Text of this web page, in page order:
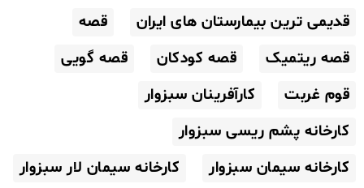
قدیمی ترین بیمارستان های ایران
قصه
قصه ریتمیک
قصه کودکان
قصه گویی
قوم غربت
کارآفرینان سبزوار
کارخانه پشم ریسی سبزوار
کارخانه سیمان سبزوار
کارخانه سیمان لار سبزوار